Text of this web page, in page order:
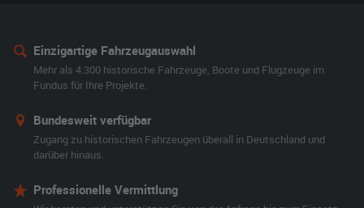
Einzigartige Fahrzeugauswahl
Mehr als 4.300 historische Fahrzeuge, Boote und Flugzeuge im
Fundus für Ihre Projekte.
Bundesweit verfügbar
Zugang zu historischen Fahrzeugen überall in Deutschland und
darüber hinaus.
Professionelle Vermittlung